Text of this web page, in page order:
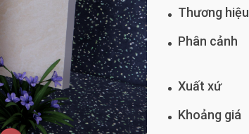
Thương hiệu
Phân cảnh
Xuất xứ
Khoảng giá